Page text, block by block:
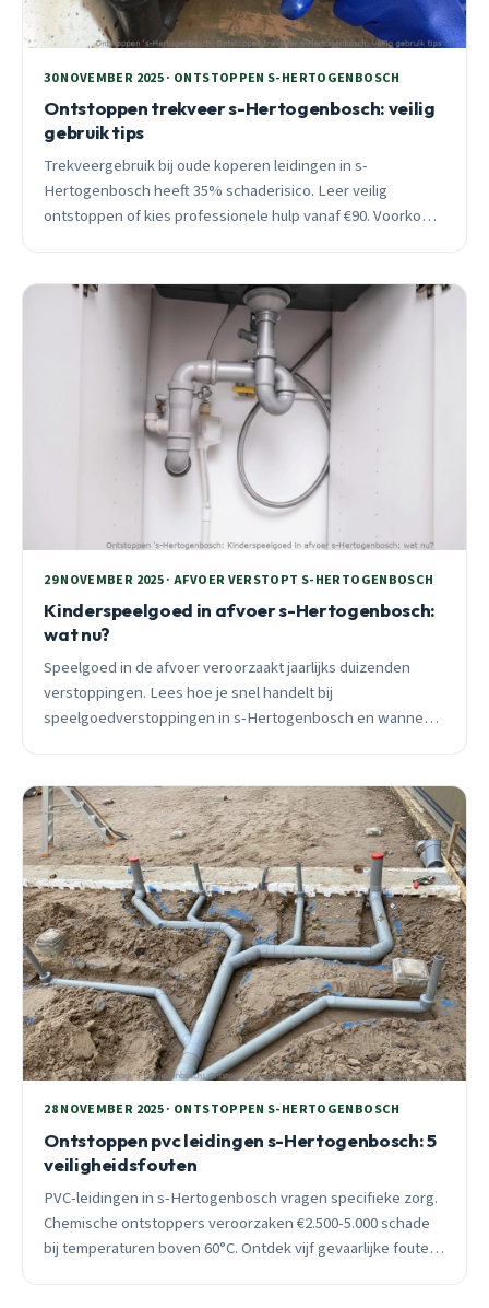
30 NOVEMBER 2025 · ONTSTOPPEN S-HERTOGENBOSCH
Ontstoppen trekveer s-Hertogenbosch: veilig
gebruik tips
Trekveergebruik bij oude koperen leidingen in s-
Hertogenbosch heeft 35% schaderisico. Leer veilig
ontstoppen of kies professionele hulp vanaf €90. Voorkom
29 NOVEMBER 2025 · AFVOER VERSTOPT S-HERTOGENBOSCH
Kinderspeelgoed in afvoer s-Hertogenbosch:
wat nu?
Speelgoed in de afvoer veroorzaakt jaarlijks duizenden
verstoppingen. Lees hoe je snel handelt bij
speelgoedverstoppingen in s-Hertogenbosch en wanneer
28 NOVEMBER 2025 · ONTSTOPPEN S-HERTOGENBOSCH
Ontstoppen pvc leidingen s-Hertogenbosch: 5
veiligheidsfouten
PVC-leidingen in s-Hertogenbosch vragen specifieke zorg.
Chemische ontstoppers veroorzaken €2.500-5.000 schade
bij temperaturen boven 60°C. Ontdek vijf gevaarlijke fouten